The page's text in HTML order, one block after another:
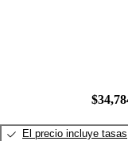
El precio incluye tasas